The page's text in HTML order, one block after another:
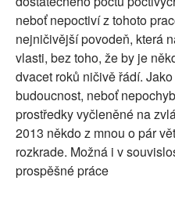
neboť nepoctiví z tohoto
nejničivější povodeň, která
vlasti, bez toho, že by je
dvacet roků ničivě řádí.
budoucnost, neboť
prostředky vyčleněné na
2013 někdo z mnou o pár
rozkrade. Možná i v
prospěšné práce